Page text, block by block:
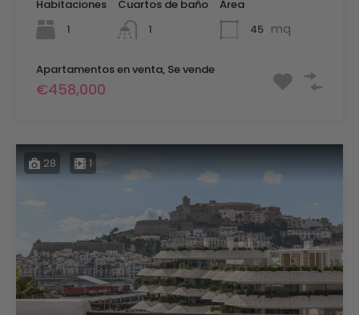
Habitaciones
1
Cuartos de baño
1
Área
45 mq
Apartamentos en venta, Se vende
€458,000
28 1